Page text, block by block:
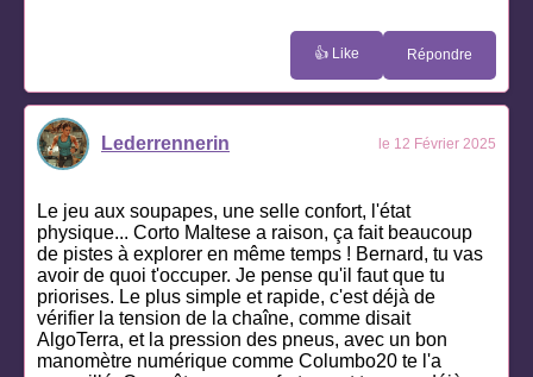
👍 Like Répondre
Lederrennerin le 12 Février 2025
Le jeu aux soupapes, une selle confort, l'état
physique... Corto Maltese a raison, ça fait beaucoup
de pistes à explorer en même temps ! Bernard, tu vas
avoir de quoi t'occuper. Je pense qu'il faut que tu
priorises. Le plus simple et rapide, c'est déjà de
vérifier la tension de la chaîne, comme disait
AlgoTerra, et la pression des pneus, avec un bon
manomètre numérique comme Columbo20 te l'a